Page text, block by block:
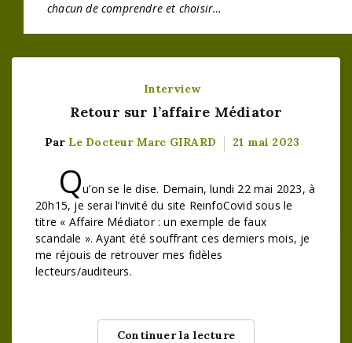
chacun de comprendre et choisir…
Interview
Retour sur l’affaire Médiator
Par Le Docteur Marc GIRARD 21 mai 2023
Qu’on se le dise. Demain, lundi 22 mai 2023, à
20h15, je serai l’invité du site ReinfoCovid sous le
titre « Affaire Médiator : un exemple de faux
scandale ». Ayant été souffrant ces derniers mois, je
me réjouis de retrouver mes fidèles
lecteurs/auditeurs.
Continuer la lecture